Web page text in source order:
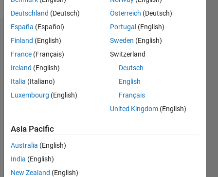
Statistics
CONTRIBUTIONS L
-2
-1
1
2
3
Deutschland (Deutsch)
España (Español)
Finland (English)
France (Français)
Ireland (English)
Italia (Italiano)
Luxembourg (English)
Österreich (Deutsch)
Portugal (English)
Sweden (English)
Switzerland
Deutsch
English
Français
United Kingdom (English)
Asia Pacific
Australia (English)
India (English)
New Zealand (English)